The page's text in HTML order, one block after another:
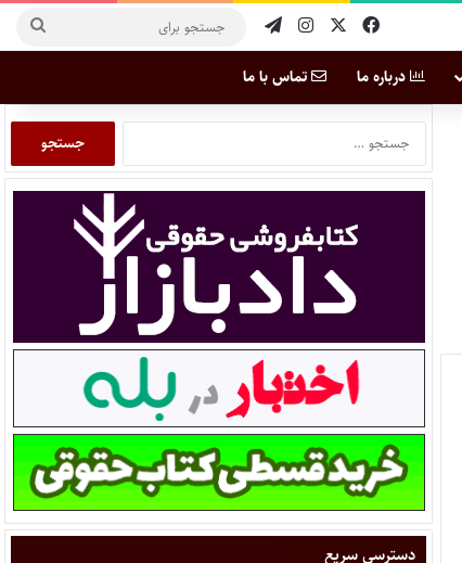
درباره ما تماس با ما
دسترسی سریع